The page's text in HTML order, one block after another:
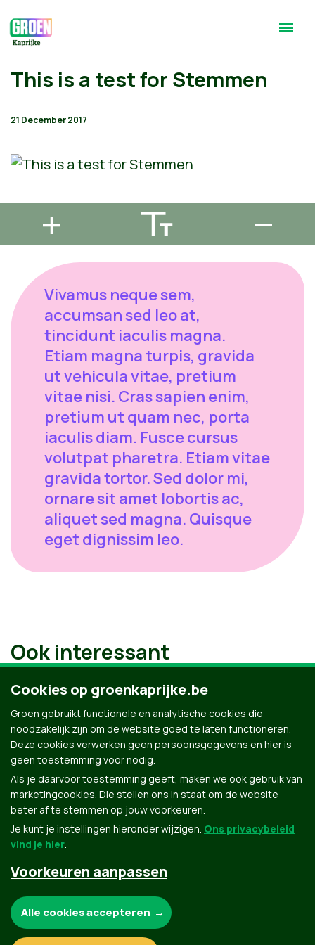
This is a test for Stemmen
21 December 2017
Vivamus neque sem,
accumsan sed leo at,
tincidunt iaculis magna.
Etiam magna turpis, gravida
ut vehicula vitae, pretium
vitae nisi. Cras sapien enim,
pretium ut quam nec, porta
iaculis diam. Fusce cursus
volutpat pharetra. Etiam vitae
gravida tortor. Sed dolor mi,
ornare sit amet lobortis ac,
aliquet sed magna. Quisque
eget dignissim leo.
Ook interessant
Groen.be
Contact Privacybeleid
Cookies op groenkaprijke.be
Groen gebruikt functionele en analytische cookies die
noodzakelijk zijn om de website goed te laten functioneren.
Deze cookies verwerken geen persoonsgegevens en hier is
geen toestemming voor nodig.
Als je daarvoor toestemming geeft, maken we ook gebruik van
marketingcookies. Die stellen ons in staat om de website
beter af te stemmen op jouw voorkeuren.
Je kunt je instellingen hieronder wijzigen. Ons privacybeleid
vind je hier.
Voorkeuren aanpassen
Alle cookies accepteren